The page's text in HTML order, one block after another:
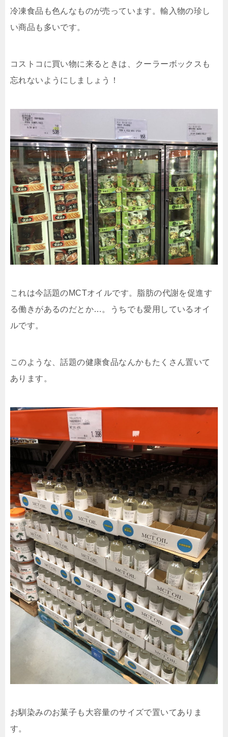
冷凍食品も色んなものが売っています。輸入物の珍し
い商品も多いです。
コストコに買い物に来るときは、クーラーボックスも
忘れないようにしましょう！
これは今話題のMCTオイルです。脂肪の代謝を促進す
る働きがあるのだとか…。うちでも愛用しているオイ
ルです。
このような、話題の健康食品なんかもたくさん置いて
あります。
お馴染みのお菓子も大容量のサイズで置いてありま
す。